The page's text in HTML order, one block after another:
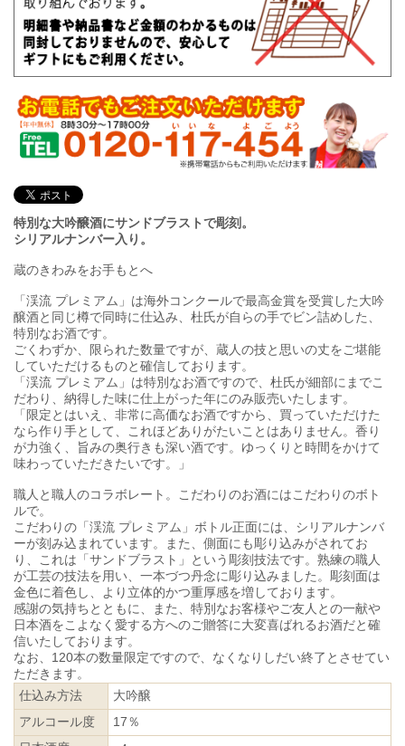
特別な大吟醸酒にサンドブラストで彫刻。
シリアルナンバー入り。
蔵のきわみをお手もとへ
「渓流 プレミアム」は海外コンクールで最高金賞を受賞した大吟
醸酒と同じ樽で同時に仕込み、杜氏が自らの手でビン詰めした、
特別なお酒です。
ごくわずか、限られた数量ですが、蔵人の技と思いの丈をご堪能
していただけるものと確信しております。
「渓流 プレミアム」は特別なお酒ですので、杜氏が細部にまでこ
だわり、納得した味に仕上がった年にのみ販売いたします。
「限定とはいえ、非常に高価なお酒ですから、買っていただけた
なら作り手として、これほどありがたいことはありません。香り
が力強く、旨みの奥行きも深い酒です。ゆっくりと時間をかけて
味わっていただきたいです。」
職人と職人のコラボレート。こだわりのお酒にはこだわりのボト
ルで。
こだわりの「渓流 プレミアム」ボトル正面には、シリアルナンバ
ーが刻み込まれています。また、側面にも彫り込みがされてお
り、これは「サンドブラスト」という彫刻技法です。熟練の職人
が工芸の技法を用い、一本づつ丹念に彫り込みました。彫刻面は
金色に着色し、より立体的かつ重厚感を増しております。
感謝の気持ちとともに、また、特別なお客様やご友人との一献や
日本酒をこよなく愛する方へのご贈答に大変喜ばれるお酒だと確
信いたしております。
なお、120本の数量限定ですので、なくなりしだい終了とさせてい
ただきます。
仕込み方法
大吟醸
アルコール度
17％